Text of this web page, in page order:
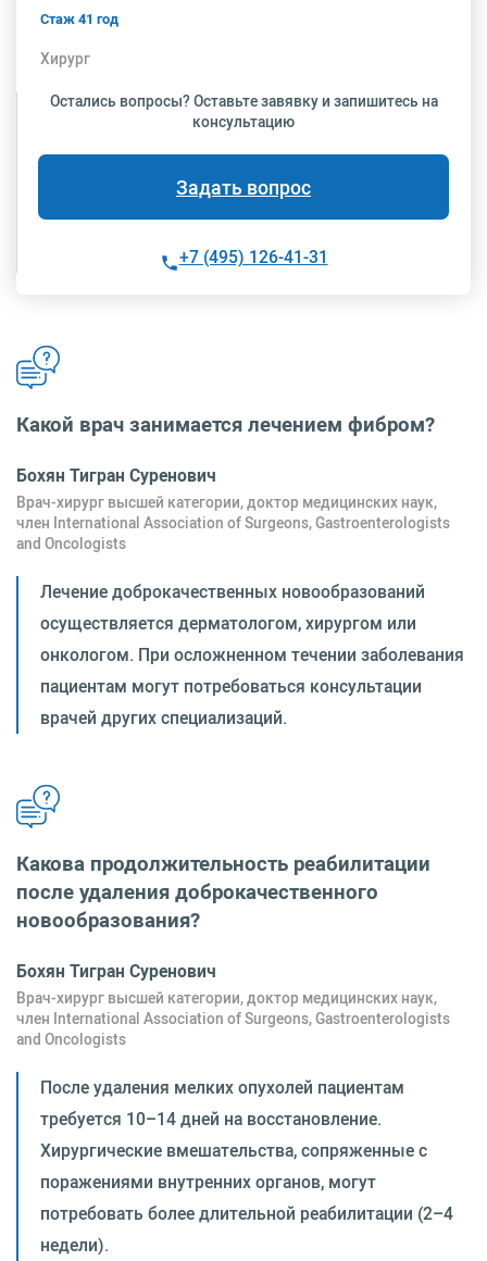
Стаж 41 год
Хирург
Остались вопросы? Оставьте завявку и запишитесь на
консультацию
Задать вопрос
+7 (495) 126-41-31
Какой врач занимается лечением фибром?
Бохян Тигран Суренович
Врач-хирург высшей категории, доктор медицинских наук,
член International Association of Surgeons, Gastroenterologists
and Oncologists
Лечение доброкачественных новообразований
осуществляется дерматологом, хирургом или
онкологом. При осложненном течении заболевания
пациентам могут потребоваться консультации
врачей других специализаций.
Какова продолжительность реабилитации
после удаления доброкачественного
новообразования?
Бохян Тигран Суренович
Врач-хирург высшей категории, доктор медицинских наук,
член International Association of Surgeons, Gastroenterologists
and Oncologists
После удаления мелких опухолей пациентам
требуется 10–14 дней на восстановление.
Хирургические вмешательства, сопряженные с
поражениями внутренних органов, могут
потребовать более длительной реабилитации (2–4
недели).